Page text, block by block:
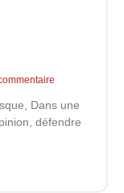
Dans une
défendre